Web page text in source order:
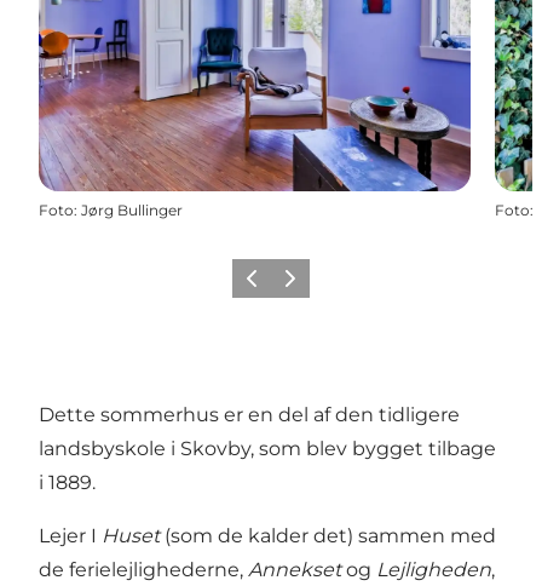
Foto: Jørg Bullinger Foto:
ForrigeNæste
Dette sommerhus er en del af den tidligere
landsbyskole i Skovby, som blev bygget tilbage
i 1889.
Lejer I Huset(som de kalder det) sammen med
de ferielejlighederne, Anneksetog Lejligheden,